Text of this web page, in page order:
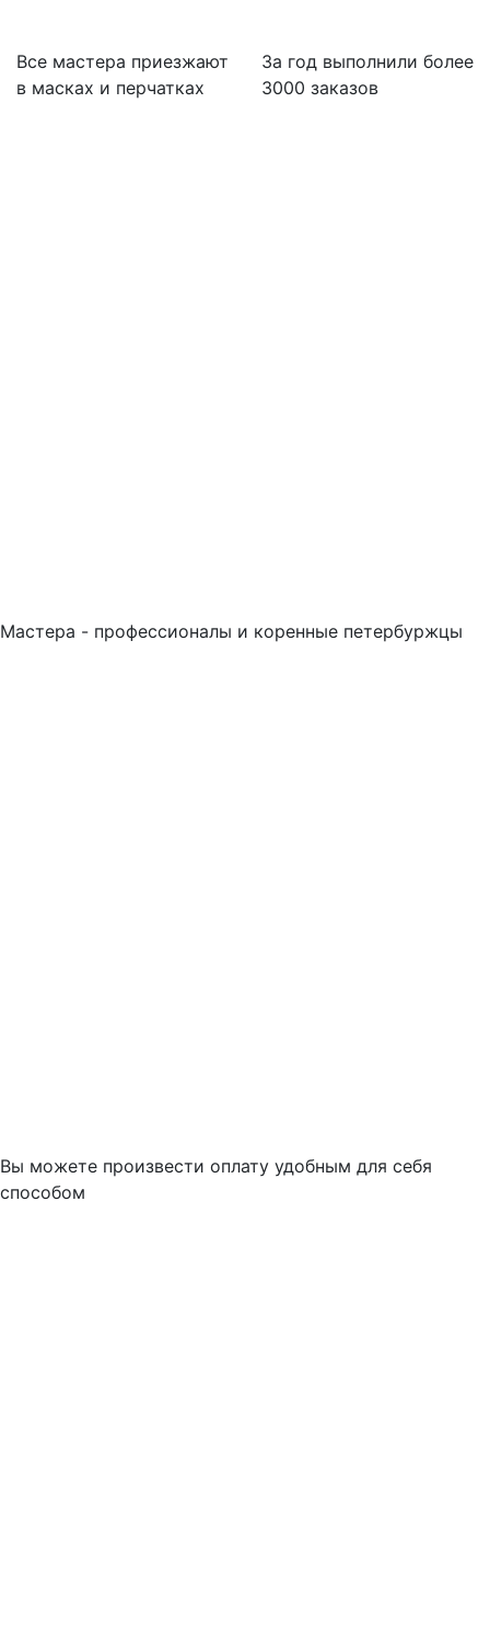
Все мастера приезжают
в масках и перчатках
За год выполнили более
3000 заказов
Мастера - профессионалы и коренные петербуржцы
Вы можете произвести оплату удобным для себя
способом